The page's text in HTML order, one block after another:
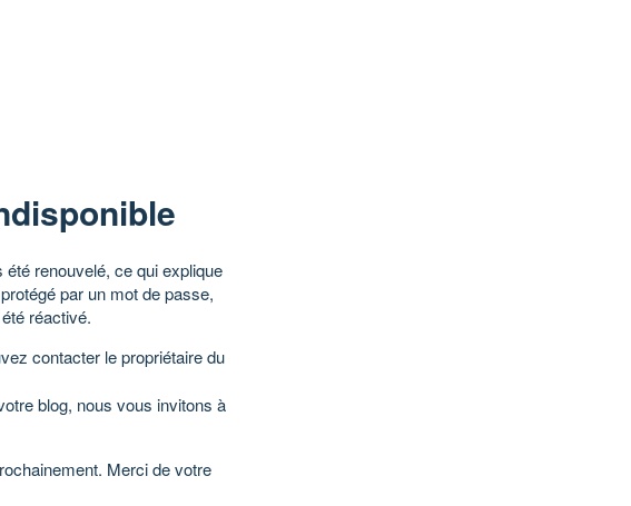
été renouvelé, ce qui explique
par un mot de passe,
réactivé.
contacter le propriétaire du
blog, nous vous invitons à
Merci de votre